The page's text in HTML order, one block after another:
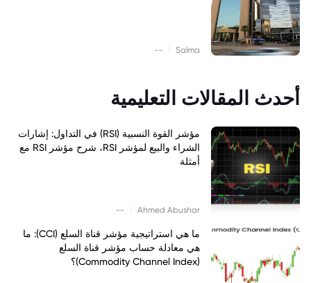
Salma
--
أحدث المقالات التعليمية
مؤشر القوة النسبية (RSI) في التداول: إشارات
الشراء والبيع لمؤشر RSI، شرح مؤشر RSI مع
أمثلة
Ahmed Abushar
--
ما هي استراتيجية مؤشر قناة السلع (CCI): ما
هي معادلة حساب مؤشر قناة السلع
(Commodity Channel Index)؟